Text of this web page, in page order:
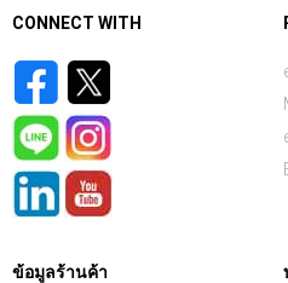
CONNECT WITH
ข้อมูลร้านค้า